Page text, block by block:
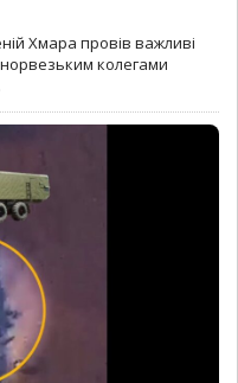
Хмара провів важливі
колегами